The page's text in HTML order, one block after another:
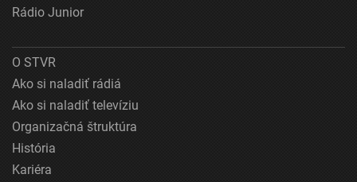
Rádio Junior
O STVR
Ako si naladiť rádiá
Ako si naladiť televíziu
Organizačná štruktúra
História
Kariéra